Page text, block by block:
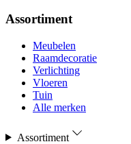
Assortiment
Meubelen
Raamdecoratie
Verlichting
Vloeren
Tuin
Alle merken
Assortiment